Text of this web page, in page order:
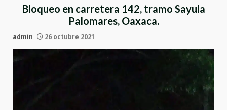
Bloqueo en carretera 142, tramo Sayula
Palomares, Oaxaca.
admin 26 octubre 2021